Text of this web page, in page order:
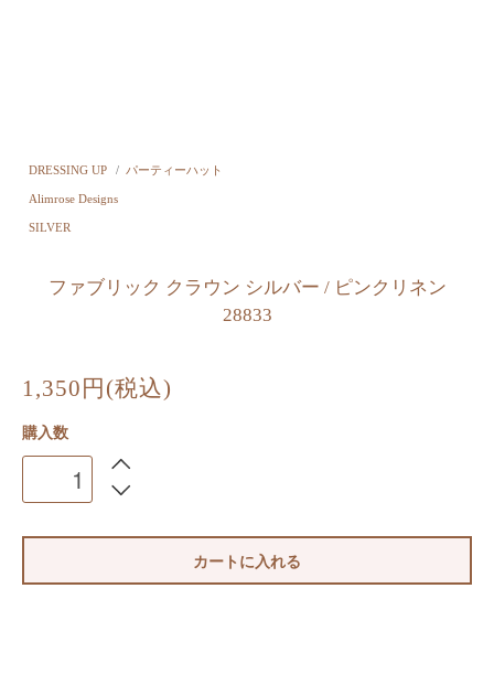
DRESSING UP / パーティーハット
Alimrose Designs
SILVER
ファブリック クラウン シルバー / ピンクリネン
28833
1,350円(税込)
購入数
カートに入れる